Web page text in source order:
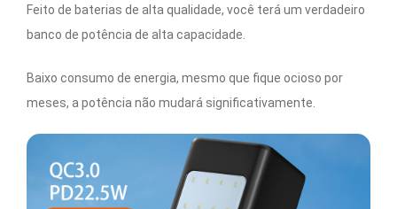
Feito de baterias de alta qualidade, você terá um verdadeiro
banco de potência de alta capacidade.
Baixo consumo de energia, mesmo que fique ocioso por
meses, a potência não mudará significativamente.